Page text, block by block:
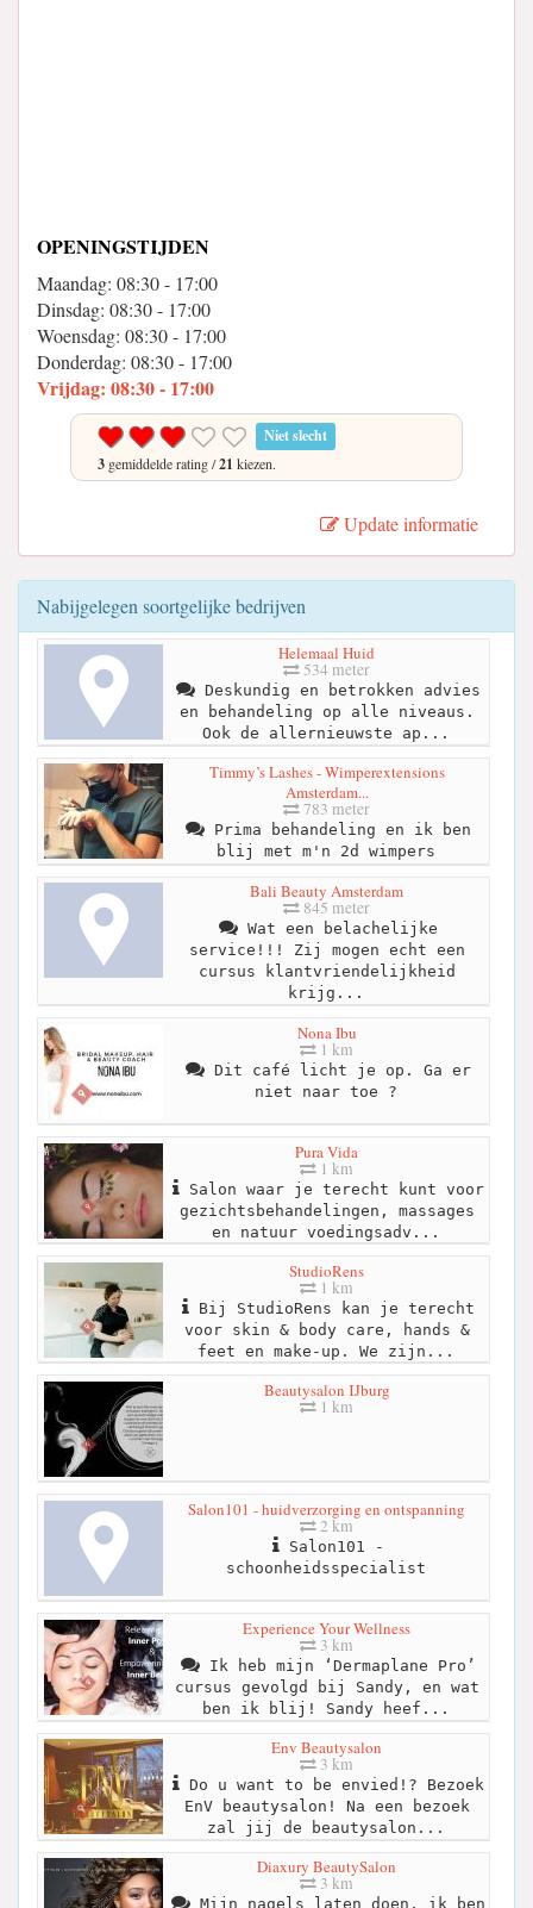
OPENINGSTIJDEN
Maandag: 08:30 - 17:00
Dinsdag: 08:30 - 17:00
Woensdag: 08:30 - 17:00
Donderdag: 08:30 - 17:00
Vrijdag: 08:30 - 17:00
Niet slecht
3 gemiddelde rating /21 kiezen.
Update informatie
Nabijgelegen soortgelijke bedrijven
Helemaal Huid
534 meter
Deskundig en betrokken advies
en behandeling op alle niveaus.
Ook de allernieuwste ap...
Timmy’s Lashes - Wimperextensions
Amsterdam...
783 meter
Prima behandeling en ik ben
blij met m'n 2d wimpers
Bali Beauty Amsterdam
845 meter
Wat een belachelijke
service!!! Zij mogen echt een
cursus klantvriendelijkheid
krijg...
Nona Ibu
1 km
Dit café licht je op. Ga er
niet naar toe ?
Pura Vida
1 km
Salon waar je terecht kunt voor
gezichtsbehandelingen, massages
en natuur voedingsadv...
StudioRens
1 km
Bij StudioRens kan je terecht
voor skin & body care, hands &
feet en make-up. We zijn...
Beautysalon IJburg
1 km
Salon101 - huidverzorging en ontspanning
2 km
Salon101 -
schoonheidsspecialist
Experience Your Wellness
3 km
Ik heb mijn ‘Dermaplane Pro’
cursus gevolgd bij Sandy, en wat
ben ik blij! Sandy heef...
Env Beautysalon
3 km
Do u want to be envied!? Bezoek
EnV beautysalon! Na een bezoek
zal jij de beautysalon...
Diaxury BeautySalon
3 km
Mijn nagels laten doen, ik ben